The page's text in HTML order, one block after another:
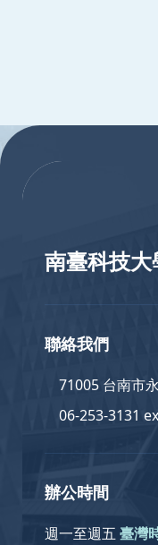
:::
南臺科技
聯絡我們
71005 台南市
06-253-3131
辦公時間
週一至週五臺灣